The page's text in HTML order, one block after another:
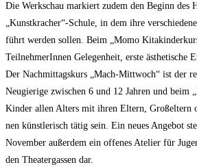
Die Werk­schau mar­kiert zudem den Beginn des
„Kunstkracher“-Schule, in dem ihre
führt wer­den sol­len. Beim „Momo
Teil­neh­me­rIn­nen Gele­gen­heit, ers­te ästhe­ti­sche
Der Nach­mit­tags­kurs „Mach-Mitt­woch“ ist der
Neu­gie­ri­ge zwi­schen 6 und 12 Jah­ren und beim
Kin­der allen Alters mit ihren Eltern, Groß­el­tern
nen künst­le­risch tätig sein. Ein neu­es Ange­bot
Novem­ber außer­dem ein offe­nes Ate­lier für
den Thea­ter­gas­sen dar.